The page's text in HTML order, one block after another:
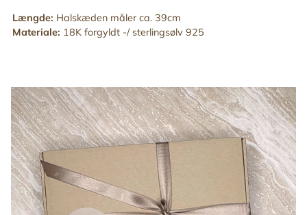
Længde: Halskæden måler ca. 39cm
Materiale: 18K forgyldt -/ sterlingsølv 925